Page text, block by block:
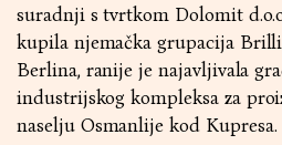
suradnji s tvrtkom Dolomit
kupila njemačka grupacija
Berlina, ranije je najavljivala
industrijskog kompleksa za
naselju Osmanlije kod Kupresa.